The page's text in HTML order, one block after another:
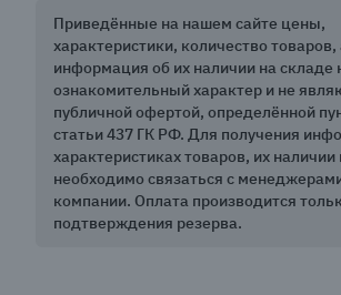
Приведённые на нашем сайте цены,
характеристики, количество
информация об их наличии на складе
ознакомительный характер и не
публичной офертой, определённой
статьи 437 ГК РФ. Для получения
характеристиках товаров, их наличии
необходимо связаться с
компании. Оплата производится
подтверждения резерва.